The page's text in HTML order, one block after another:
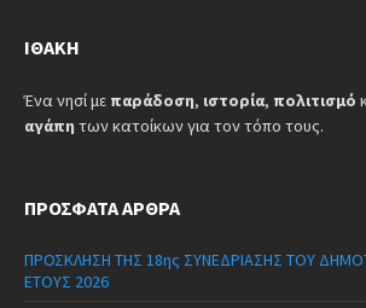
ΙΘΆΚΗ
Ένα νησί με παράδοση, ιστορία, πολιτισμό
αγάπη των κατοίκων για τον τόπο τους.
ΠΡΌΣΦΑΤΑ ΆΡΘΡΑ
ΠΡΟΣΚΛΗΣΗ ΤΗΣ 18ης ΣΥΝΕΔΡΙΑΣΗΣ ΤΟΥ
ΕΤΟΥΣ 2026